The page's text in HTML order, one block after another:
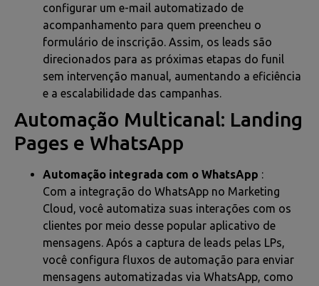
configurar um e-mail automatizado de
acompanhamento para quem preencheu o
formulário de inscrição. Assim, os leads são
direcionados para as próximas etapas do funil
sem intervenção manual, aumentando a eficiência
e a escalabilidade das campanhas.
Automação Multicanal: Landing
Pages e WhatsApp
Automação integrada com o WhatsApp :
Com a integração do WhatsApp no Marketing
Cloud, você automatiza suas interações com os
clientes por meio desse popular aplicativo de
mensagens. Após a captura de leads pelas LPs,
você configura fluxos de automação para enviar
mensagens automatizadas via WhatsApp, como